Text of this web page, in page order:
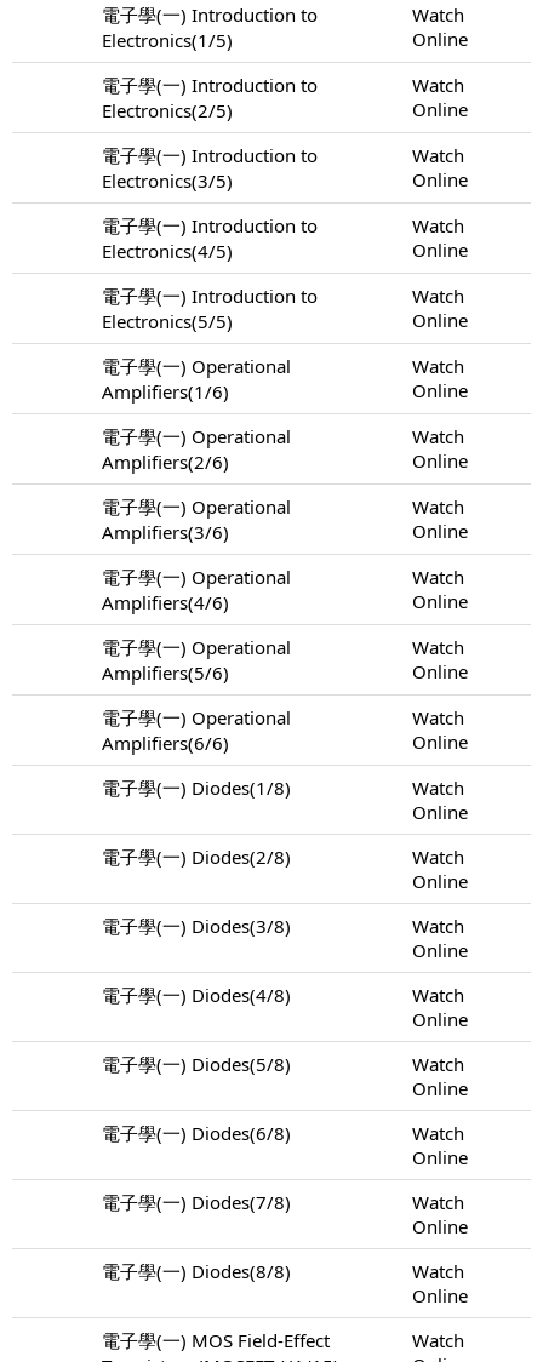
電子學(一) Introduction to
Electronics(1/5)
Watch
Online
電子學(一) Introduction to
Electronics(2/5)
Watch
Online
電子學(一) Introduction to
Electronics(3/5)
Watch
Online
電子學(一) Introduction to
Electronics(4/5)
Watch
Online
電子學(一) Introduction to
Electronics(5/5)
Watch
Online
電子學(一) Operational
Amplifiers(1/6)
Watch
Online
電子學(一) Operational
Amplifiers(2/6)
Watch
Online
電子學(一) Operational
Amplifiers(3/6)
Watch
Online
電子學(一) Operational
Amplifiers(4/6)
Watch
Online
電子學(一) Operational
Amplifiers(5/6)
Watch
Online
電子學(一) Operational
Amplifiers(6/6)
Watch
Online
電子學(一) Diodes(1/8)
Watch
Online
電子學(一) Diodes(2/8)
Watch
Online
電子學(一) Diodes(3/8)
Watch
Online
電子學(一) Diodes(4/8)
Watch
Online
電子學(一) Diodes(5/8)
Watch
Online
電子學(一) Diodes(6/8)
Watch
Online
電子學(一) Diodes(7/8)
Watch
Online
電子學(一) Diodes(8/8)
Watch
Online
電子學(一) MOS Field-Effect
Watch